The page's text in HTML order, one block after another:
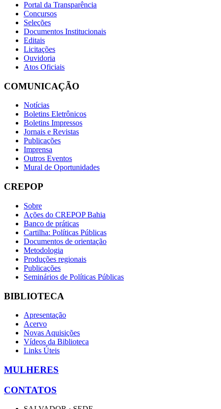
Portal da Transparência
Concursos
Seleções
Documentos Institucionais
Editais
Licitações
Ouvidoria
Atos Oficiais
COMUNICAÇÃO
Notícias
Boletins Eletrônicos
Boletins Impressos
Jornais e Revistas
Publicações
Imprensa
Outros Eventos
Mural de Oportunidades
CREPOP
Sobre
Ações do CREPOP Bahia
Banco de práticas
Cartilha: Políticas Públicas
Documentos de orientação
Metodologia
Produções regionais
Publicações
Seminários de Políticas Públicas
BIBLIOTECA
Apresentação
Acervo
Novas Aquisições
Vídeos da Biblioteca
Links Úteis
MULHERES
CONTATOS